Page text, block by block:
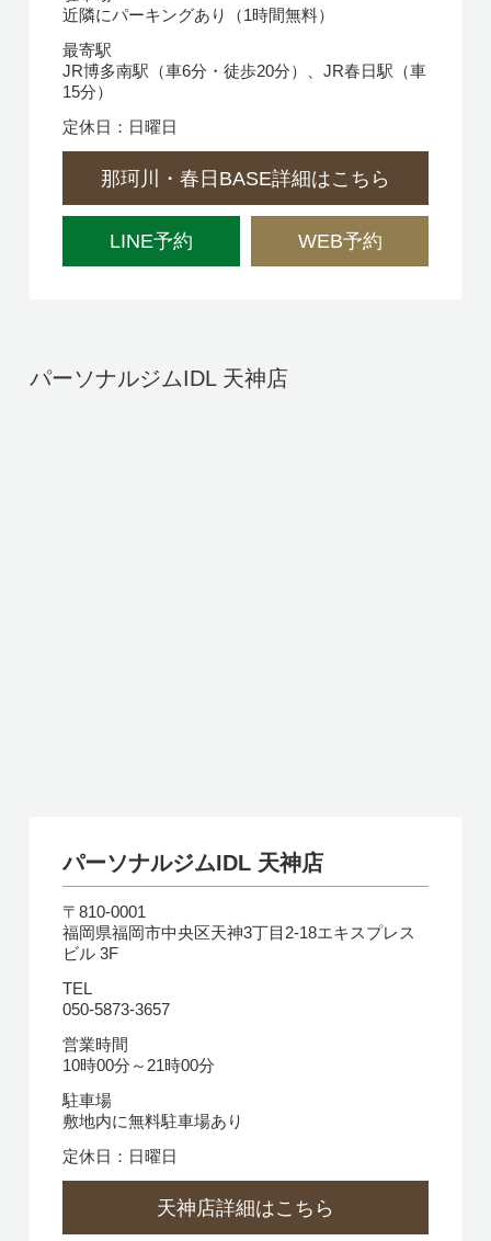
近隣にパーキングあり（1時間無料）
最寄駅
JR博多南駅（車6分・徒歩20分）、JR春日駅（車
15分）
定休日：日曜日
那珂川・春日BASE詳細はこちら
LINE予約 WEB予約
パーソナルジムIDL 天神店
パーソナルジムIDL 天神店
〒810-0001
福岡県福岡市中央区天神3丁目2-18エキスプレス
ビル 3F
TEL
050-5873-3657
営業時間
10時00分～21時00分
駐車場
敷地内に無料駐車場あり
定休日：日曜日
天神店詳細はこちら